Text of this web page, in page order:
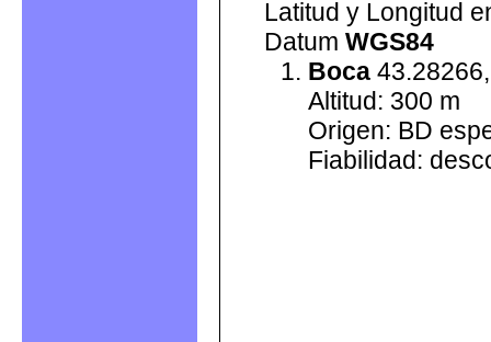
Latitud y Longitud
Datum WGS84
Boca
Altitud: 300 m
Origen: BD
Fiabilidad: